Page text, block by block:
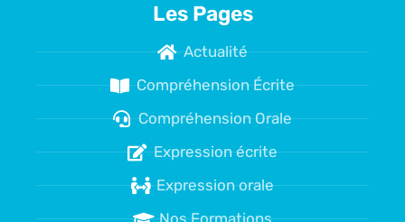
Les Pages
Actualité
Compréhension Écrite
Compréhension Orale
Expression écrite
Expression orale